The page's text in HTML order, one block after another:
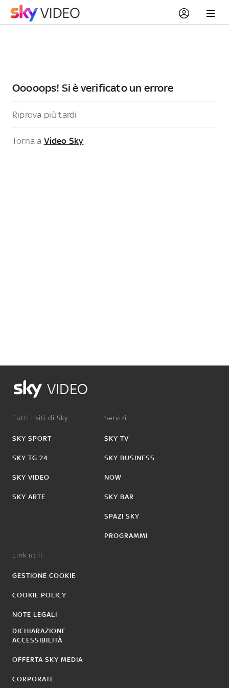
Ooooops! Si è verificato un errore
Riprova più tardi
Torna a Video Sky
VIDEO
Tutti i siti di Sky:
SKY SPORT
SKY TG 24
SKY VIDEO
SKY ARTE
Servizi:
SKY TV
SKY BUSINESS
NOW
SKY BAR
SPAZI SKY
PROGRAMMI
Link utili:
GESTIONE COOKIE
COOKIE POLICY
NOTE LEGALI
DICHIARAZIONE
ACCESSIBILITÀ
OFFERTA SKY MEDIA
CORPORATE